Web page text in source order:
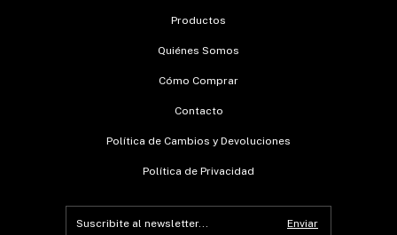
Productos
Quiénes Somos
Cómo Comprar
Contacto
Política de Cambios y Devoluciones
Política de Privacidad